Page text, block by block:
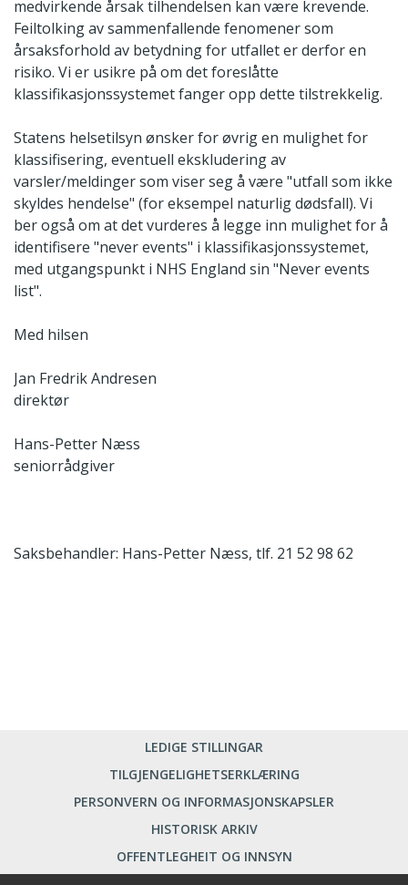
medvirkende årsak tilhendelsen kan være krevende.
Feiltolking av sammenfallende fenomener som
årsaksforhold av betydning for utfallet er derfor en
risiko. Vi er usikre på om det foreslåtte
klassifikasjonssystemet fanger opp dette tilstrekkelig.
Statens helsetilsyn ønsker for øvrig en mulighet for
klassifisering, eventuell ekskludering av
varsler/meldinger som viser seg å være "utfall som ikke
skyldes hendelse" (for eksempel naturlig dødsfall). Vi
ber også om at det vurderes å legge inn mulighet for å
identifisere "never events" i klassifikasjonssystemet,
med utgangspunkt i NHS England sin "Never events
list".
Med hilsen
Jan Fredrik Andresen
direktør
Hans-Petter Næss
seniorrådgiver
Saksbehandler: Hans-Petter Næss, tlf. 21 52 98 62
LEDIGE STILLINGAR
TILGJENGELIGHETSERKLÆRING
PERSONVERN OG INFORMASJONSKAPSLER
HISTORISK ARKIV
OFFENTLEGHEIT OG INNSYN